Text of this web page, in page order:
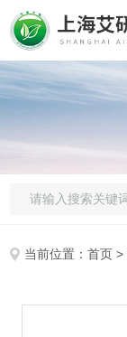
当前位置：首页 >